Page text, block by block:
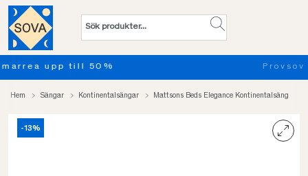
Provsov upp till 100 nätter. Läs mer
Hem Sängar Kontinentalsängar Mattsons Beds Elegance Kontinentalsäng
-13%